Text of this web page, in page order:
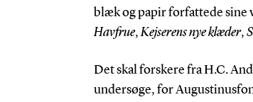
blæk og papir forfattede sine
Havfrue, Kejserens nye klæder,
Det skal forskere fra H.C.
undersøge, for